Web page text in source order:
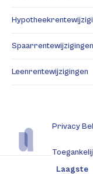
Spaarrentewijzigingen
Leenrentewijzigingen
Privacy
Laagste